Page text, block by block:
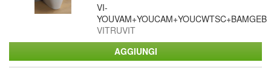
VI-
YOUVAM+YOUCAM+YOUCWTSC+BAMGEB
VITRUVIT